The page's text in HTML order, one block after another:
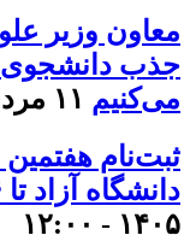
معاون وزیر
جذب دانشجوی
می‌کنیم ۱۱ مرداد ۱۴۰۵ - ۱۳:۴۶
ثبت‌نام
دانشگاه آزاد تا ۱۶ مرداد تمدید شد
۱۴۰۵ - ۱۲:۰۰